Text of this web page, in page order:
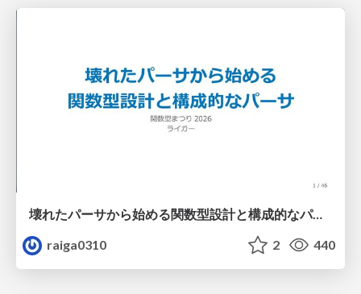
壊れたパーサから始める関数型設計と構成的なパーサ #fp_matsuri
raiga0310
2 440